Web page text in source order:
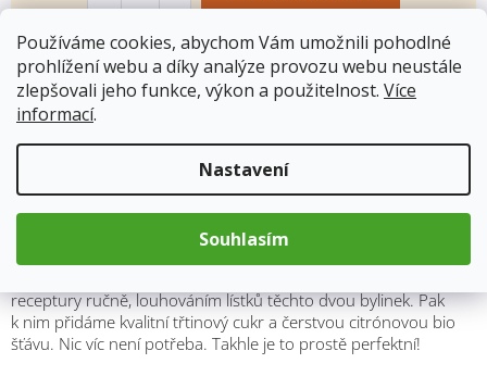
Používáme cookies, abychom Vám umožnili pohodlné
prohlížení webu a díky analýze provozu webu neustále
zlepšovali jeho funkce, výkon a použitelnost. Více
informací.
Nastavení
Souhlasím
Kód produktu:
7061
Kategorie:
KOLDOKOL
Hmotnost:
Popis
receptury ručně, louhováním lístků těchto dvou bylinek. Pak
k nim přidáme kvalitní třtinový cukr a čerstvou citrónovou bio
šťávu. Nic víc není potřeba. Takhle je to prostě perfektní!